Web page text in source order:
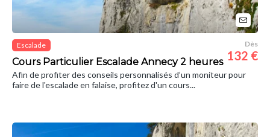
Escalade
Cours Particulier Escalade Annecy 2 heures
Dès
132 €
Afin de profiter des conseils personnalisés d’un moniteur pour
faire de l'escalade en falaise, profitez d'un cours...